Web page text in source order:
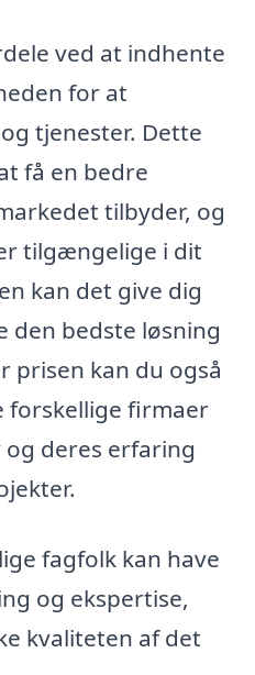
ved at indhente
for at
tjenester. Dette
få en bedre
tilbyder, og
tilgængelige i dit
kan det give dig
den bedste løsning
prisen kan du også
forskellige firmaer
deres erfaring
fagfolk kan have
og ekspertise,
kvaliteten af det